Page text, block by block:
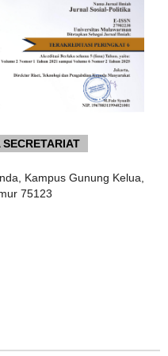
Kampus Gunung Kelua,
75123